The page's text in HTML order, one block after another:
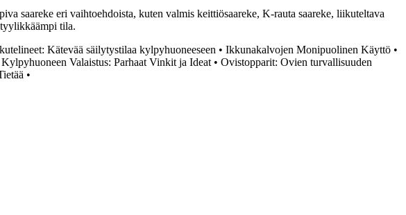
saareke eri vaihtoehdoista, kuten valmis keittiösaareke, K-rauta saareke, liikuteltava
tila.
Kätevää säilytystilaa kylpyhuoneeseen • Ikkunakalvojen Monipuolinen Käyttö •
Kylpyhuoneen Valaistus: Parhaat Vinkit ja Ideat • Ovistopparit: Ovien turvallisuuden
•